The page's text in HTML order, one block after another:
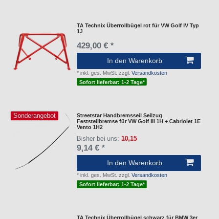
TA Technix Überrollbügel rot für VW Golf IV Typ
1J
429,00 € *
In den Warenkorb
*inkl. ges. MwSt. zzgl.Versandkosten
Sofort lieferbar: 1-2 Tage*
Sonderangebot
Streetstar Handbremsseil Seilzug
Feststellbremse für VW Golf III 1H + Cabriolet 1E
Vento 1H2
Bisher bei uns:10,15
9,14 € *
In den Warenkorb
*inkl. ges. MwSt. zzgl.Versandkosten
Sofort lieferbar: 1-2 Tage*
TA Technix Überrollbügel schwarz für BMW 3er